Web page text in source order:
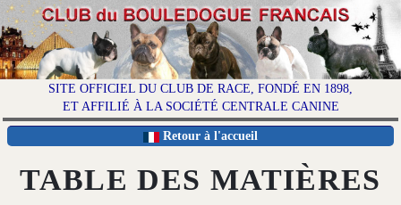
SITE OFFICIEL DU CLUB DE RACE, FONDÉ EN 1898,
ET AFFILIÉ À LA SOCIÉTÉ CENTRALE CANINE
Retour à l'accueil
TABLE DES MATIÈRES